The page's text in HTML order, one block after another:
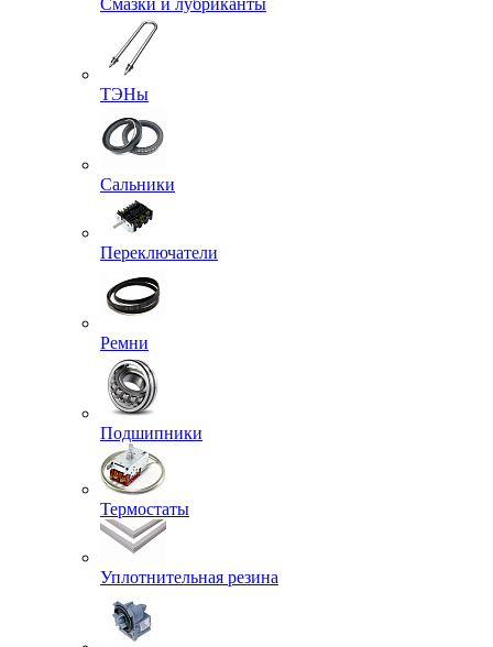
Смазки и лубриканты
ТЭНы
Сальники
Переключатели
Ремни
Подшипники
Термостаты
Уплотнительная резина